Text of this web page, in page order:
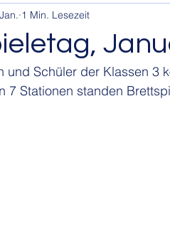
Gesamte Schule
1 Min. Lesezeit
und Schüler der Klassen 3
7 Stationen standen